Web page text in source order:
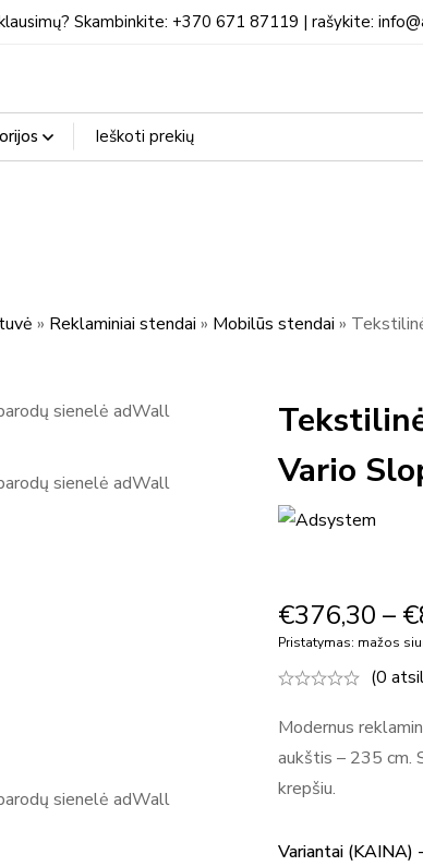
Skambinkite: +370 671 87119 | rašykite:
» Reklaminiai stendai » Mobilūs stendai »
Vario
€376,30 – €
Pristatymas: mažos
(0
Modernus
aukštis – 235 cm.
krepšiu.
Variantai (KAINA)